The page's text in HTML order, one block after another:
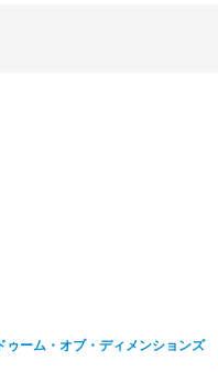
ーム・オブ・ディメンションズ